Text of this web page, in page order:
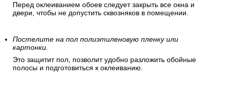
Перед оклеиванием обоев следует закрыть все окна и
двери, чтобы не допустить сквозняков в помещении.
Постелите на пол полиэтиленовую пленку или
картонки.
Это защитит пол, позволит удобно разложить обойные
полосы и подготовиться к оклеиванию.